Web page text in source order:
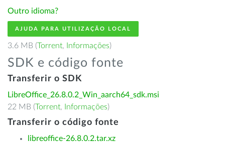
Outro idioma?
AJUDA PARA UTILIZAÇÃO LOCAL
3.6 MB (Torrent, Informações)
SDK e código fonte
Transferir o SDK
LibreOffice_26.8.0.2_Win_aarch64_sdk.msi
22 MB (Torrent, Informações)
Transferir o código fonte
libreoffice-26.8.0.2.tar.xz